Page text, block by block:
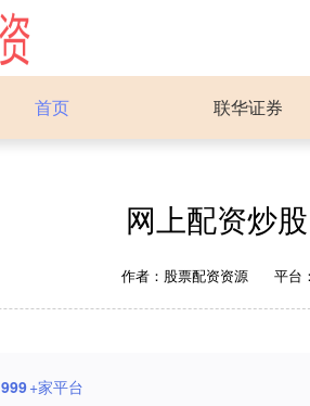
首页 联华证券
网上配资炒
作者：股票配资资源 平台
999+家平台